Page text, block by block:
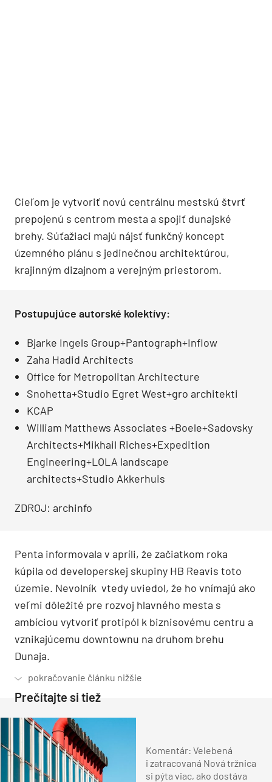
Cieľom je vytvoriť novú centrálnu mestskú štvrť
prepojenú s centrom mesta a spojiť dunajské
brehy. Súťažiaci majú nájsť funkčný koncept
územného plánu s jedinečnou architektúrou,
krajinným dizajnom a verejným priestorom.
Postupujúce autorské kolektívy:
Bjarke Ingels Group+Pantograph+Inflow
Zaha Hadid Architects
Office for Metropolitan Architecture
Snohetta+Studio Egret West+gro architekti
KCAP
William Matthews Associates +Boele+Sadovsky
Architects+Mikhail Riches+Expedition
Engineering+LOLA landscape
architects+Studio Akkerhuis
ZDROJ: archinfo
Penta informovala v apríli, že začiatkom roka
kúpila od developerskej skupiny HB Reavis toto
územie. Nevolník vtedy uviedol, že ho vnímajú ako
veľmi dôležité pre rozvoj hlavného mesta s
ambíciou vytvoriť protipól k biznisovému centru a
vznikajúcemu downtownu na druhom brehu
Dunaja.
Prečítajte si tiež
Komentár: Velebená
i zatracovaná Nová tržnica
si pýta viac, ako dostáva